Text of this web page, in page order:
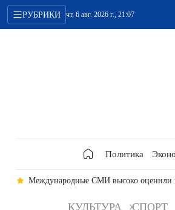
РУБРИКИ чт, 6 авг. 2026 г., 21:07
Политика
Международные СМИ высоко оценили
КУЛЬТУРА СПОРТ